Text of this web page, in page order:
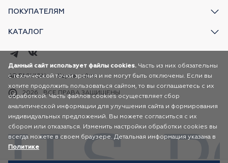
ПОКУПАТЕЛЯМ
КАТАЛОГ
2026 ВСЕ ПРАВА ЗАЩИЩЕНЫ
AR FASHION Карта сайта
Данный сайт использует файлы cookies. Часть из них обязательны
с технической точки зрения и не могут быть отключены. Если вы
хотите продолжить пользоваться сайтом, то вы соглашаетесь с их
обработкой. Часть файлов cookies осуществляет сбор
аналитической информации для улучшения сайта и формирования
индивидуальных предложений. Вы можете согласиться с их
сбором или отказаться. Изменить настройки обработки cookies вы
всегда можете в своем браузере. Детальная информация указана в
Политике